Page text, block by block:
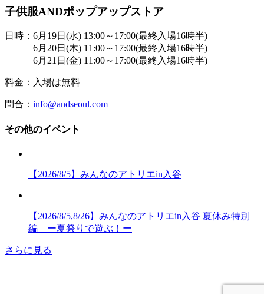
子供服ANDポップアップストア
日時：6月19日(水) 13:00～17:00(最終入場16時半)
6月20日(木) 11:00～17:00(最終入場16時半)
6月21日(金) 11:00～17:00(最終入場16時半)
料金：入場は無料
問合： info@andseoul.com
その他のイベント
【2026/8/5】みんなのアトリエin入谷
【2026/8/5,8/26】みんなのアトリエin入谷 夏休み特別
編 ー夏祭りで遊ぶ！ー
さらに見る